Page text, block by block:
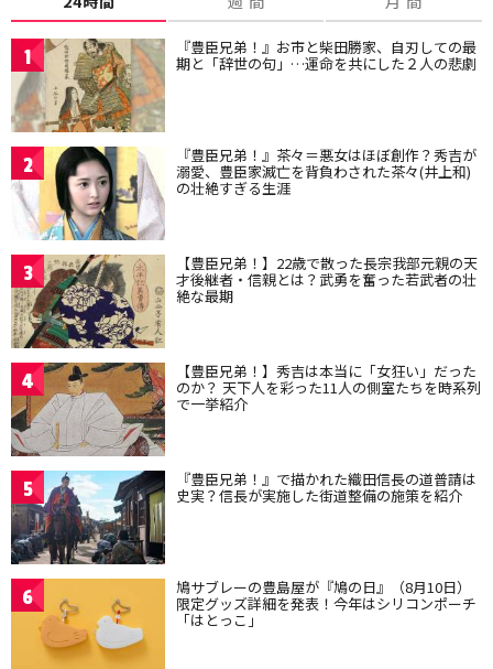
1 『豊臣兄弟！』お市と柴田勝家、自刃しての最
期と「辞世の句」…運命を共にした２人の悲劇
2 『豊臣兄弟！』茶々＝悪女はほぼ創作？秀吉が
溺愛、豊臣家滅亡を背負わされた茶々(井上和)
の壮絶すぎる生涯
3 【豊臣兄弟！】22歳で散った長宗我部元親の天
才後継者・信親とは？武勇を奮った若武者の壮
絶な最期
4 【豊臣兄弟！】秀吉は本当に「女狂い」だった
のか？ 天下人を彩った11人の側室たちを時系列
で一挙紹介
5 『豊臣兄弟！』で描かれた織田信長の道普請は
史実？信長が実施した街道整備の施策を紹介
6 鳩サブレーの豊島屋が『鳩の日』（8月10日）
限定グッズ詳細を発表！今年はシリコンポーチ
「はとっこ」